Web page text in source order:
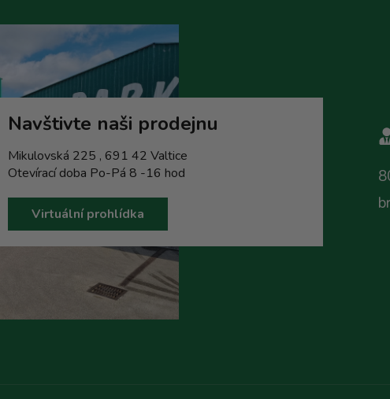
Navštivte naši prodejnu
Mikulovská 225 , 691 42 Valtice
Otevírací doba Po-Pá 8 -16 hod
Virtuální prohlídka